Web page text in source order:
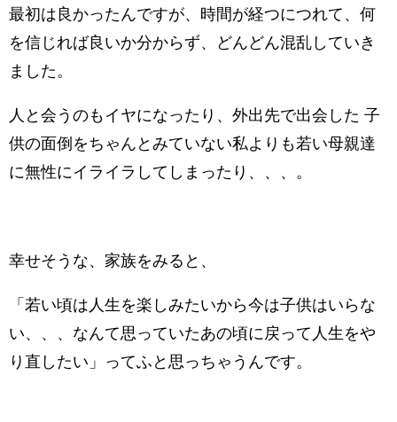
最初は良かったんですが、時間が経つにつれて、何
を信じれば良いか分からず、どんどん混乱していき
ました。
人と会うのもイヤになったり、外出先で出会した 子
供の面倒をちゃんとみていない私よりも若い母親達
に無性にイライラしてしまったり、、、。
幸せそうな、家族をみると、
「若い頃は人生を楽しみたいから今は子供はいらな
い、、、なんて思っていたあの頃に戻って人生をや
り直したい」ってふと思っちゃうんです。